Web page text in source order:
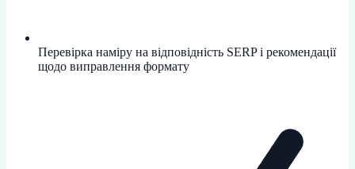
Перевірка наміру на відповідність SERP і рекомендації
щодо виправлення формату